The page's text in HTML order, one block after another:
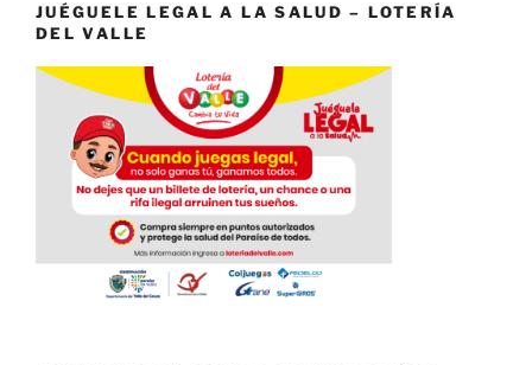
JUÉGUELE LEGAL A LA SALUD – LOTERÍA
DEL VALLE